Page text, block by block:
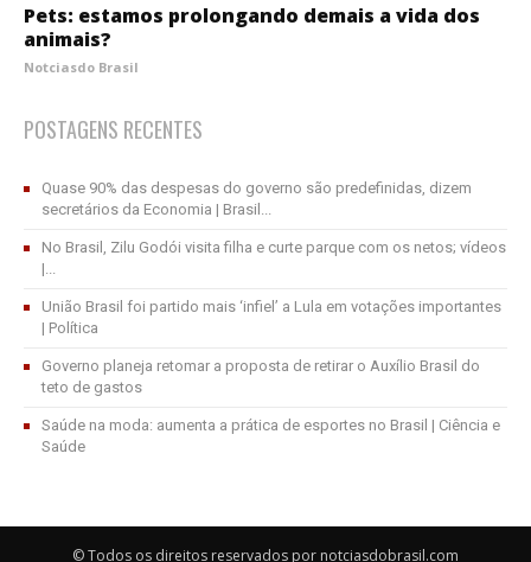
Pets: estamos prolongando demais a vida dos
animais?
Notciasdo Brasil
POSTAGENS RECENTES
Quase 90% das despesas do governo são predefinidas, dizem
secretários da Economia | Brasil...
No Brasil, Zilu Godói visita filha e curte parque com os netos; vídeos
|...
União Brasil foi partido mais ‘infiel’ a Lula em votações importantes
| Política
Governo planeja retomar a proposta de retirar o Auxílio Brasil do
teto de gastos
Saúde na moda: aumenta a prática de esportes no Brasil | Ciência e
Saúde
© Todos os direitos reservados por notciasdobrasil.com